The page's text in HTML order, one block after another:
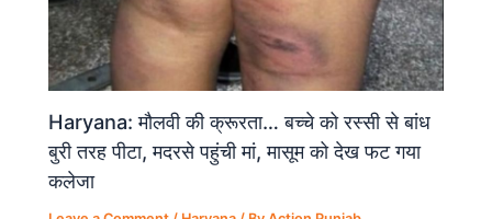
Haryana: मौलवी की क्रूरता… बच्चे को रस्सी से बांध
बुरी तरह पीटा, मदरसे पहुंची मां, मासूम को देख फट गया
कलेजा